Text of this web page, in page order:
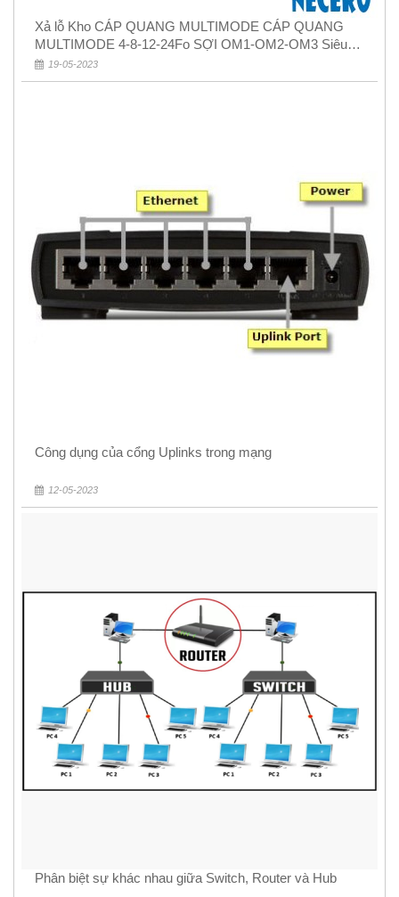
Xả lỗ Kho CÁP QUANG MULTIMODE CÁP QUANG
MULTIMODE 4-8-12-24Fo SỢI OM1-OM2-OM3 Siêu
Rẻ 5k
19-05-2023
Công dụng của cổng Uplinks trong mạng
12-05-2023
Phân biệt sự khác nhau giữa Switch, Router và Hub